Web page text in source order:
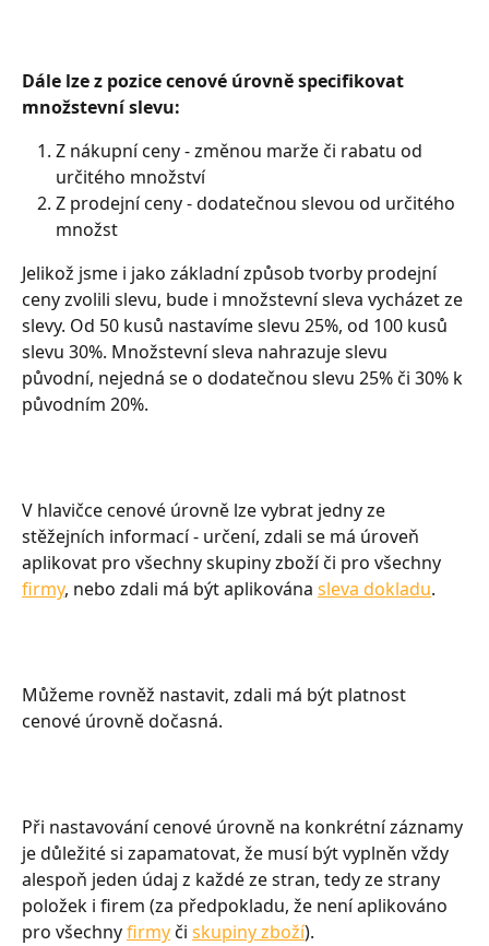
Dále lze z pozice cenové úrovně specifikovat
množstevní slevu:
Z nákupní ceny - změnou marže či rabatu od
určitého množství
Z prodejní ceny - dodatečnou slevou od určitého
množst
Jelikož jsme i jako základní způsob tvorby prodejní
ceny zvolili slevu, bude i množstevní sleva vycházet ze
slevy. Od 50 kusů nastavíme slevu 25%, od 100 kusů
slevu 30%. Množstevní sleva nahrazuje slevu
původní, nejedná se o dodatečnou slevu 25% či 30% k
původním 20%.
V hlavičce cenové úrovně lze vybrat jedny ze
stěžejních informací - určení, zdali se má úroveň
aplikovat pro všechny skupiny zboží či pro všechny
firmy, nebo zdali má být aplikována sleva dokladu.
Můžeme rovněž nastavit, zdali má být platnost
cenové úrovně dočasná.
Při nastavování cenové úrovně na konkrétní záznamy
je důležité si zapamatovat, že musí být vyplněn vždy
alespoň jeden údaj z každé ze stran, tedy ze strany
položek i firem (za předpokladu, že není aplikováno
pro všechny firmy či skupiny zboží).